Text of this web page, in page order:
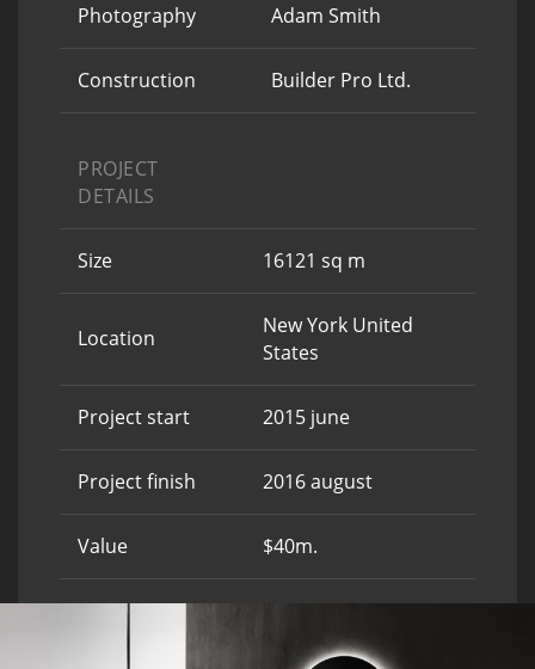
Photography Adam Smith
Construction Builder Pro Ltd.
PROJECT
DETAILS
Size 16121 sq m
Location
New York United
States
Project start 2015 june
Project finish 2016 august
Value $40m.